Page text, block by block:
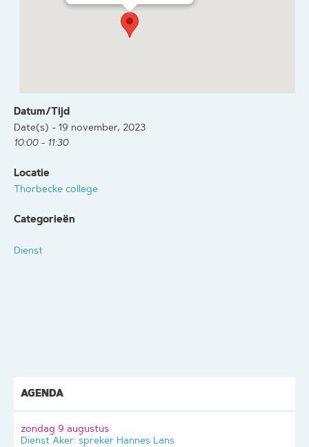
Datum/Tijd
Date(s) - 19 november, 2023
10:00 - 11:30
Locatie
Thorbecke college
Categorieën
Dienst
AGENDA
zondag 9 augustus
Dienst Aker: spreker Hannes Lans